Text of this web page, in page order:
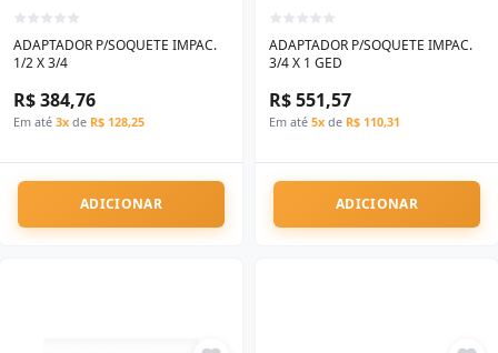
ADAPTADOR P/SOQUETE IMPAC.
1/2 X 3/4
R$ 384,76
Em até 3x de R$ 128,25
ADICIONAR
ADAPTADOR P/SOQUETE IMPAC.
3/4 X 1 GED
R$ 551,57
Em até 5x de R$ 110,31
ADICIONAR